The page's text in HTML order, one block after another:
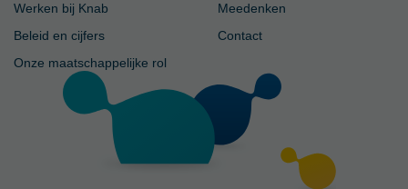
Werken bij Knab
Beleid en cijfers
Onze maatschappelijke rol
Meedenken
Contact